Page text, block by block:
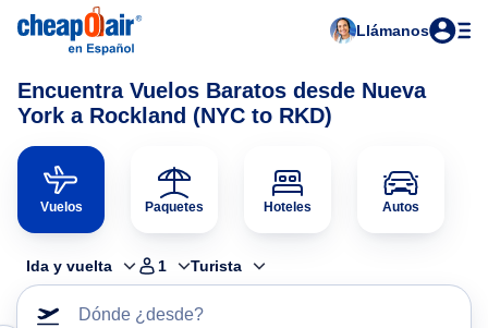
Llámanos
Encuentra Vuelos Baratos desde Nueva
York a Rockland (NYC to RKD)
Vuelos Paquetes Hoteles Autos
Ida y vuelta 1 Turista
Dónde ¿desde?